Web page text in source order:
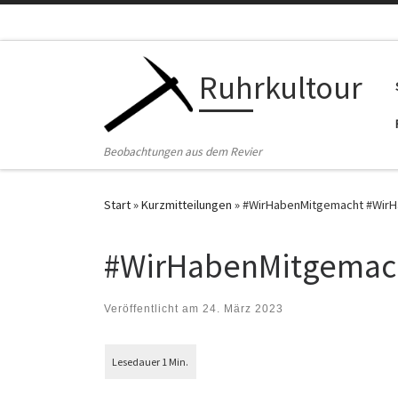
Ruhrkultour
Beobachtungen aus dem Revier
Start»Kurzmitteilungen »#WirHabenMitgemacht
Veröffentlicht am 24. März 2023